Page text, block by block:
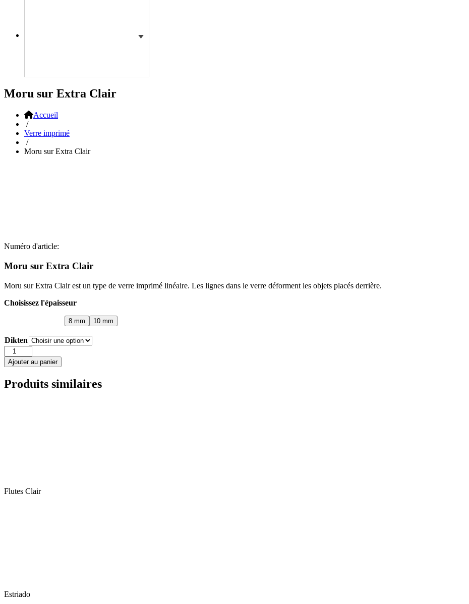
Moru sur Extra Clair
Accueil
/
Verre imprimé
/
Moru sur Extra Clair
Numéro d'article:
Moru sur Extra Clair
Moru sur Extra Clair est un type de verre imprimé linéaire. Les lignes dans le verre déforment les objets placés derrière.
Choisissez l'épaisseur
8 mm 10 mm
Dikten
quantité
de
Moru
Extra
Ajouter au panier
Produits similaires
Flutes Clair
Estriado